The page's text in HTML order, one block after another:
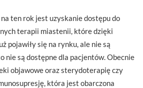
ten rok jest uzyskanie dostępu do
terapii miastenii, które dzięki
pojawiły się na rynku, ale nie są
nie są dostępne dla pacjentów. Obecnie
objawowe oraz sterydoterapię czy
która jest obarczona